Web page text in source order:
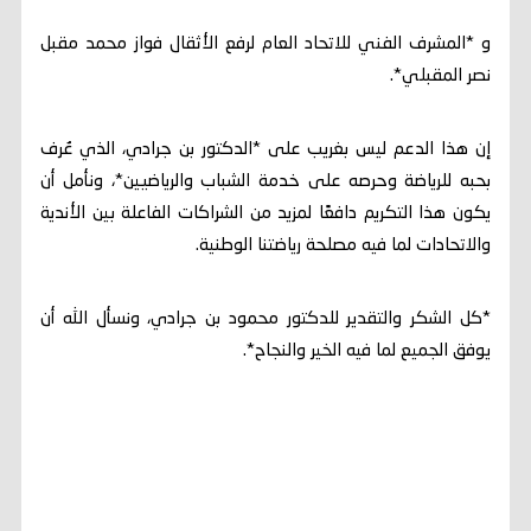
و *المشرف الفني للاتحاد العام لرفع الأثقال فواز محمد مقبل
نصر المقبلي*.
إن هذا الدعم ليس بغريب على *الدكتور بن جرادي، الذي عُرف
بحبه للرياضة وحرصه على خدمة الشباب والرياضيين*، ونأمل أن
يكون هذا التكريم دافعًا لمزيد من الشراكات الفاعلة بين الأندية
والاتحادات لما فيه مصلحة رياضتنا الوطنية.
*كل الشكر والتقدير للدكتور محمود بن جرادي، ونسأل الله أن
يوفق الجميع لما فيه الخير والنجاح*.